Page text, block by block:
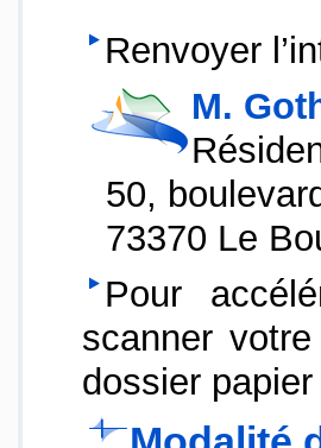
Renvoyer
M.
50,
73370 Le
Pour
scanner
dossier